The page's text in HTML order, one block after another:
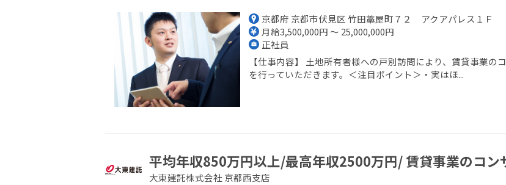
京都府 京都市伏見区 竹田藁屋町７２ アクアパレス１Ｆ
月給3,500,000円 ～ 25,000,000円
正社員
【仕事内容】 土地所有者様への戸別訪問により、賃貸事業
を行っていただきます。＜注目ポイント＞・実はほ...
平均年収850万円以上/最高年収2500万円/ 賃貸事業のコン
大東建託株式会社 京都西支店